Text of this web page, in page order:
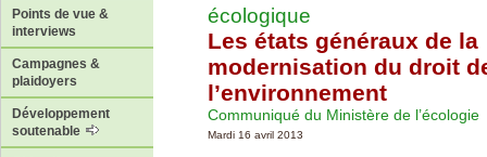
Points de vue &
interviews
Campagnes &
plaidoyers
Développement
soutenable
écologique
Les états généraux de la
modernisation du droit
l’environnement
Communiqué du Ministère de l’écologie
Mardi 16 avril 2013